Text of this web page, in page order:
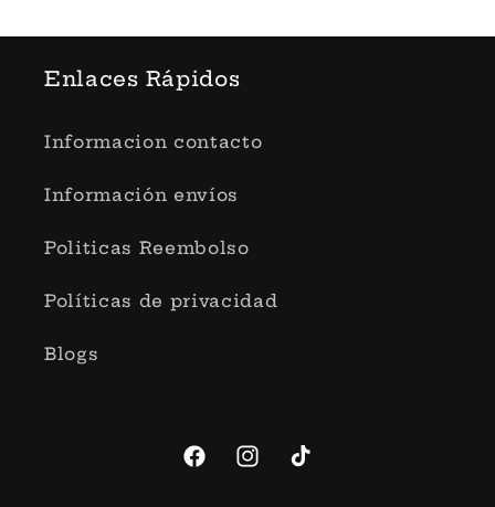
Enlaces Rápidos
Informacion contacto
Información envíos
Politicas Reembolso
Políticas de privacidad
Blogs
FacebookInstagram
TikTok